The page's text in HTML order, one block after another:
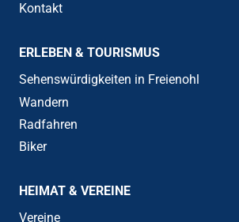
Kontakt
ERLEBEN & TOURISMUS
Sehenswürdigkeiten in Freienohl
Wandern
Radfahren
Biker
HEIMAT & VEREINE
Vereine